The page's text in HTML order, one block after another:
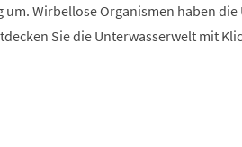
Wirbellose Organismen haben
Sie die Unterwasserwelt mit